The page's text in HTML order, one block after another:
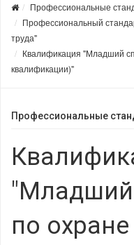
Профессиональные
Профессиональный
труда"
Квалификация "Младший
квалификации)"
Профессиональные
"Младший
по